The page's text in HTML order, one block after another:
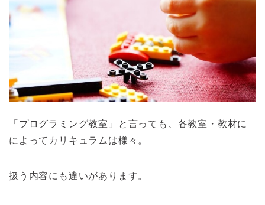
「プログラミング教室」と言っても、各教室・教材に
によってカリキュラムは様々。
扱う内容にも違いがあります。